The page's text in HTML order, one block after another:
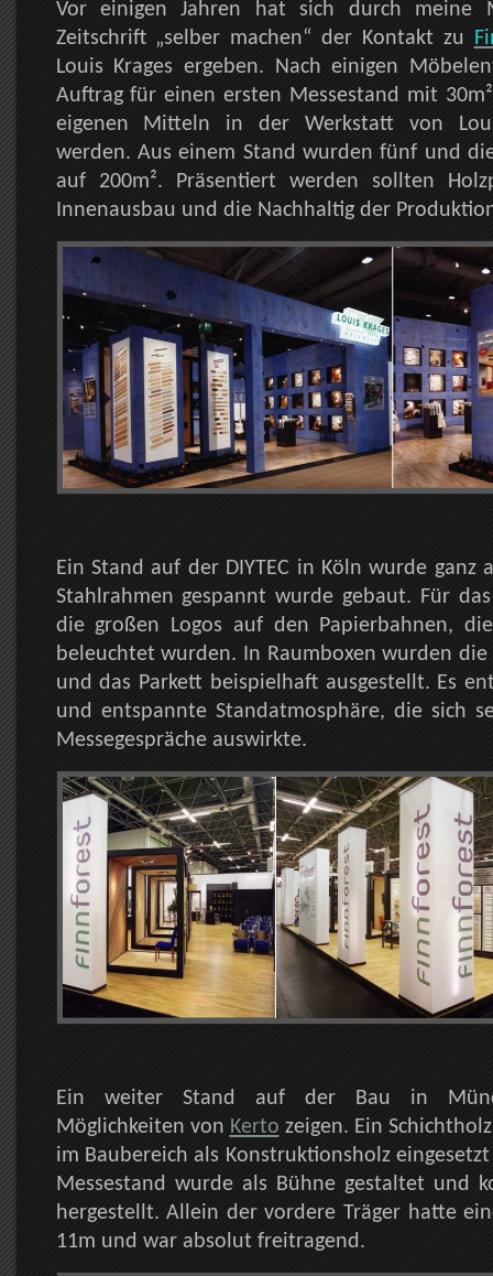
Vor einigen Jahren hat sich durch meine
Zeitschrift „selber machen“ der Kontakt zu
Louis Krages ergeben. Nach einigen
Auftrag für einen ersten Messestand mit
eigenen Mitteln in der Werkstatt von
werden. Aus einem Stand wurden fünf und
auf 200m². Präsentiert werden sollten
Innenausbau und die Nachhaltig der
Ein Stand auf der DIYTEC in Köln wurde ganz
Stahlrahmen gespannt wurde gebaut. Für
die großen Logos auf den Papierbahnen,
beleuchtet wurden. In Raumboxen wurden die
und das Parkett beispielhaft ausgestellt. Es
und entspannte Standatmosphäre, die sich
Messegespräche auswirkte.
Ein weiter Stand auf der Bau in
Möglichkeiten von Kerto zeigen. Ein
im Baubereich als Konstruktionsholz
Messestand wurde als Bühne gestaltet und
hergestellt. Allein der vordere Träger hatte
11m und war absolut freitragend.